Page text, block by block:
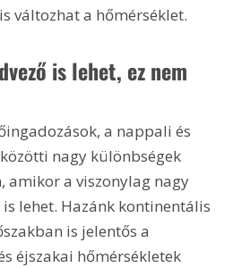
változhat a hőmérséklet.
is lehet, ez nem
a nappali és
nagy különbségek
amikor a viszonylag nagy
lehet. Hazánk kontinentális
is jelentős a
éjszakai hőmérsékletek